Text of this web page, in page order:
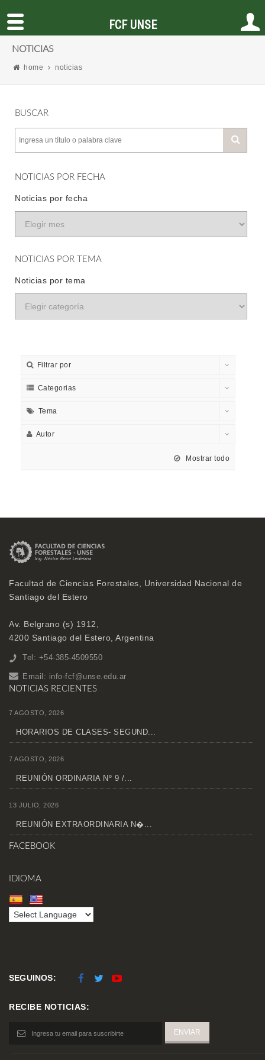
NOTICIAS
home noticias
BUSCAR
NOTICIAS POR FECHA
Noticias por fecha
NOTICIAS POR TEMA
Noticias por tema
Filtrar por
Categorias
Tema
Autor
Mostrar todo
Facultad de Ciencias Forestales, Universidad Nacional de
Santiago del Estero
Av. Belgrano (s) 1912,
4200 Santiago del Estero, Argentina
Tel: +54-385-4509550
Email: info-fcf@unse.edu.ar
NOTICIAS RECIENTES
7 AGOSTO, 2026
HORARIOS DE CLASES- SEGUND...
7 AGOSTO, 2026
REUNIÓN ORDINARIA Nº 9 /...
13 JULIO, 2026
REUNIÓN EXTRAORDINARIA N�...
FACEBOOK
IDIOMA
SEGUINOS:
RECIBE NOTICIAS:
FCF UNSE